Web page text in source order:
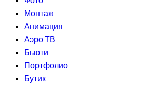
Монтаж
Анимация
Аэро ТВ
Бьюти
Портфолио
Бутик